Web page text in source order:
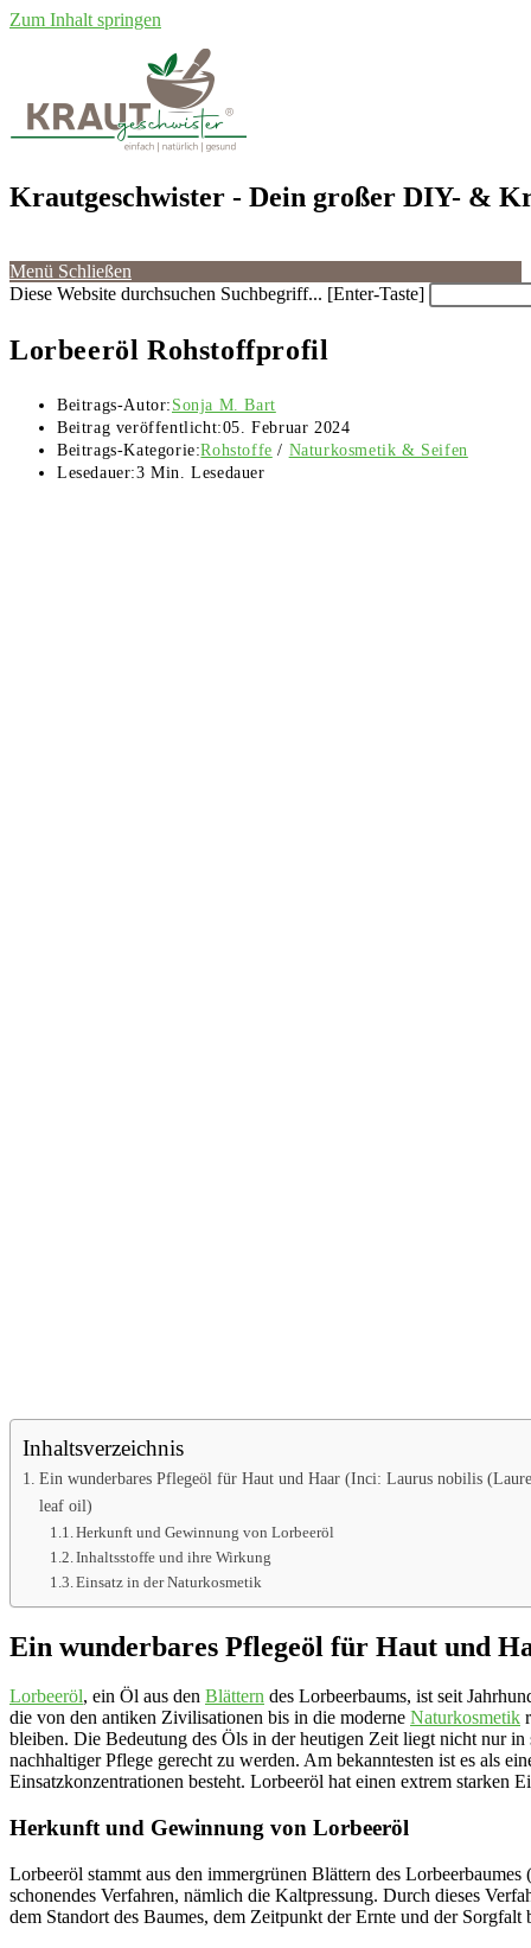
Zum Inhalt springen
Krautgeschwister - Dein großer DIY- &
Menü Schließen
Diese Website durchsuchen Suchbegriff... [Enter-Taste]
Lorbeeröl Rohstoffprofil
Beitrags-Autor: Sonja M. Bart
Beitrag veröffentlicht:05. Februar 2024
Beitrags-Kategorie:Rohstoffe / Naturkosmetik & Seifen
Lesedauer:3 Min. Lesedauer
Inhaltsverzeichnis
Ein wunderbares Pflegeöl für Haut und Haar (Inci: Laurus nobilis
leaf oil)
Herkunft und Gewinnung von Lorbeeröl
Inhaltsstoffe und ihre Wirkung
Einsatz in der Naturkosmetik
Ein wunderbares Pflegeöl für Haut und
Lorbeeröl, ein Öl aus den Blättern des Lorbeerbaums, ist seit
die von den antiken Zivilisationen bis in die moderne Naturkosmetik
bleiben. Die Bedeutung des Öls in der heutigen Zeit liegt nicht nur
nachhaltiger Pflege gerecht zu werden. Am bekanntesten ist es als
Einsatzkonzentrationen besteht. Lorbeeröl hat einen extrem starken
Herkunft und Gewinnung von Lorbeeröl
Lorbeeröl stammt aus den immergrünen Blättern des
schonendes Verfahren, nämlich die Kaltpressung. Durch dieses
dem Standort des Baumes, dem Zeitpunkt der Ernte und der Sorgfalt